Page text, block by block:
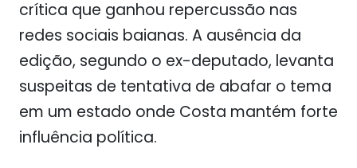
crítica que ganhou repercussão nas
redes sociais baianas. A ausência da
edição, segundo o ex-deputado, levanta
suspeitas de tentativa de abafar o tema
em um estado onde Costa mantém forte
influência política.